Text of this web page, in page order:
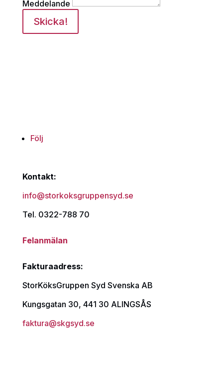
Meddelande
Skicka!
Följ
Kontakt:
info@storkoksgruppensyd.se
Tel. 0322-788 70
Felanmälan
Fakturaadress:
StorKöksGruppen Syd Svenska AB
Kungsgatan 30, 441 30 ALINGSÅS
faktura@skgsyd.se